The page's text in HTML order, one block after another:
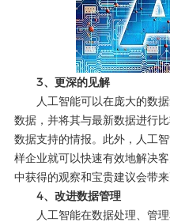
3、更深的见解
人工智能可以在庞大的数据
数据，并将其与最新数据进行
数据支持的情报。此外，人工
样企业就可以快速有效地解决
中获得的观察和宝贵建议会带来
4、改进数据管理
人工智能在数据处理、管理